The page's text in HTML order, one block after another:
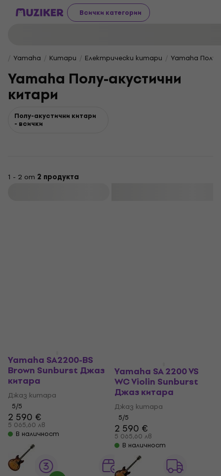
Всички категории
Yamaha Китари Електрически китари Yamaha
Yamaha Полу-акустични
китари
Полу-акустични китари
- всички
1 - 2 от 2 продукта
Yamaha SA2200-BS
Brown Sunburst Джаз
китара
Джаз китара
5/5
2 590 €
5 065,60 лв
В наличност
Yamaha SA 2200 VS
WC Violin Sunburst
Джаз китара
Джаз китара
5/5
2 590 €
5 065,60 лв
В наличност